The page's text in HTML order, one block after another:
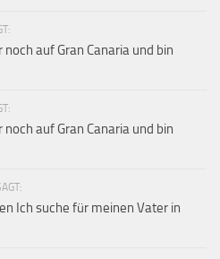
auf Gran Canaria und bin
auf Gran Canaria und bin
Ich suche für meinen Vater in